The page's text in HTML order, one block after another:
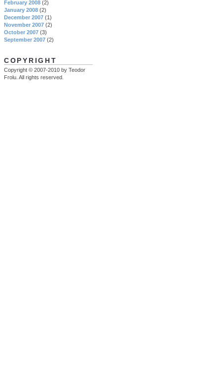
February 2008 (2)
January 2008 (2)
December 2007 (1)
November 2007 (2)
October 2007 (3)
September 2007 (2)
COPYRIGHT
Copyright © 2007-2010 by Teodor
Frolu. All rights reserved.